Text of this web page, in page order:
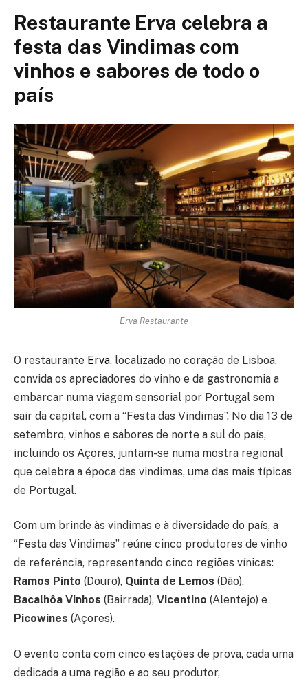
​Restaurante Erva celebra a
festa das Vindimas com
vinhos e sabores de todo o
país
Erva Restaurante
O restaurante Erva, localizado no coração de Lisboa,
convida os apreciadores do vinho e da gastronomia a
embarcar numa viagem sensorial por Portugal sem
sair da capital, com a “Festa das Vindimas”. No dia 13 de
setembro, vinhos e sabores de norte a sul do país,
incluindo os Açores, juntam-se numa mostra regional
que celebra a época das vindimas, uma das mais típicas
de Portugal.
Com um brinde às vindimas e à diversidade do país, a
“Festa das Vindimas” reúne cinco produtores de vinho
de referência, representando cinco regiões vínicas:
Ramos Pinto (Douro), Quinta de Lemos (Dão),
Bacalhôa Vinhos (Bairrada), Vicentino (Alentejo) e
Picowines (Açores).
O evento conta com cinco estações de prova, cada uma
dedicada a uma região e ao seu produtor,